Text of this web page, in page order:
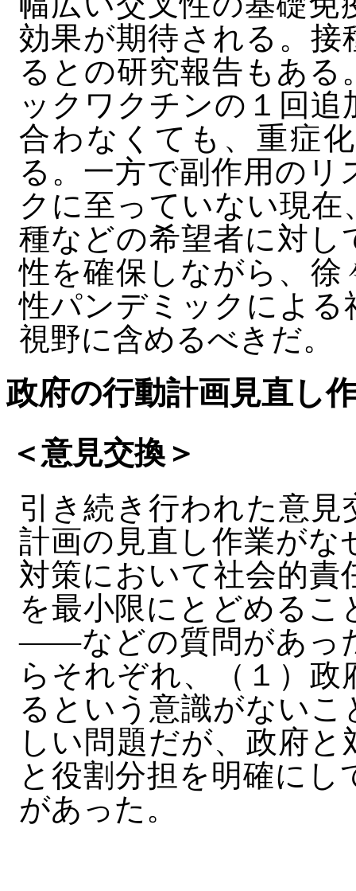
効果が期待される。接
るとの研究報告もあ
ックワクチンの１回
合わなくても、重症
る。一方で副作用の
クに至っていない現
種などの希望者に対し
性を確保しながら、徐
性パンデミックによる
視野に含めるべきだ。
政府の行動計画見直し
＜意見交換＞
引き続き行われた意
計画の見直し作業がな
対策において社会的
を最小限にとどめる
――などの質問があっ
らそれぞれ、（１）
るという意識がない
しい問題だが、政府
と役割分担を明確に
があった。